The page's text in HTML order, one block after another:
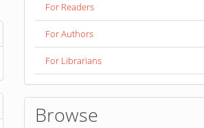
For Readers
For Authors
For Librarians
Browse